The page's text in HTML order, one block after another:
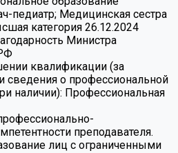
педиатр; Медицинская сестра
категория 26.12.2024
Министра
квалификации (за
сведения о профессиональной
наличии): Профессиональная
преподавателя.
лиц с ограниченными